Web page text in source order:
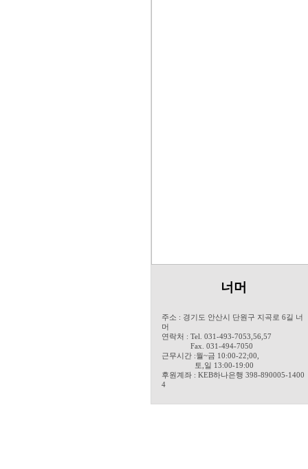
너머
주소 : 경기도 안산시 단원구 지곡로 6길 너
머
연락처 : Tel. 031-493-7053,56,57
Fax. 031-494-7050
근무시간 :월~금 10:00-22;00,
토,일 13:00-19:00
후원계좌 : KEB하나은행 398-890005-1400
4